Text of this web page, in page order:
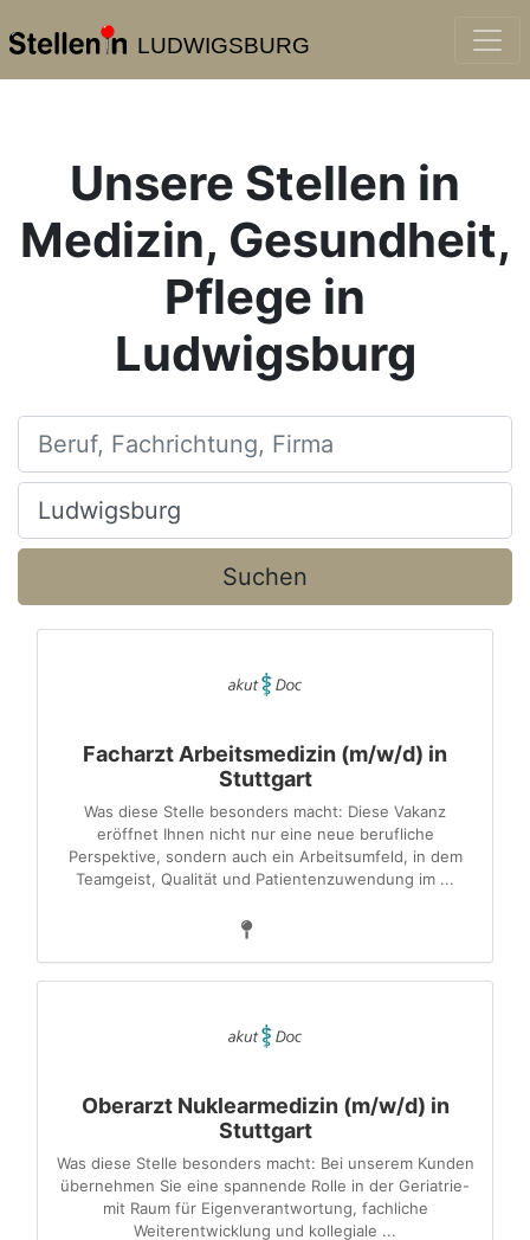
LUDWIGSBURG
Unsere Stellen in
Medizin, Gesundheit,
Pflege in
Ludwigsburg
Beruf, Fachrichtung, Firma
Ort, Stadt
Suchen
Facharzt Arbeitsmedizin (m/w/d) in
Stuttgart
Was diese Stelle besonders macht: Diese Vakanz
eröffnet Ihnen nicht nur eine neue berufliche
Perspektive, sondern auch ein Arbeitsumfeld, in dem
Teamgeist, Qualität und Patientenzuwendung im ...
Oberarzt Nuklearmedizin (m/w/d) in
Stuttgart
Was diese Stelle besonders macht: Bei unserem Kunden
übernehmen Sie eine spannende Rolle in der Geriatrie-
mit Raum für Eigenverantwortung, fachliche
Weiterentwicklung und kollegiale ...